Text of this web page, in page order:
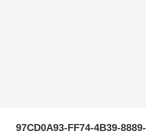
97CD0A93-FF74-4B39-8889-